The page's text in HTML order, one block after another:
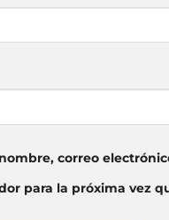
correo
para la próxima vez